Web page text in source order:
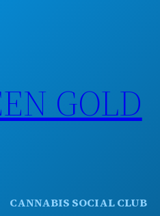
GOLD
CANNABIS SOCIAL CLUB